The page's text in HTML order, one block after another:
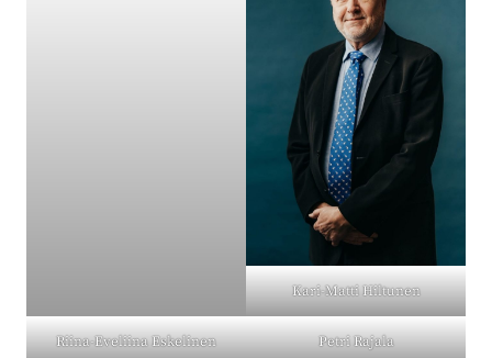
Kari-Matti Hiltunen
Riina-Eveliina Eskelinen Petri Rajala